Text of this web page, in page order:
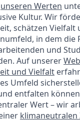
unseren Werten
Kultur. Wir
schätzen Vielfalt
in dem die
und
Auf unserer
und Vielfalt
Umfeld
entfalten
Wert – wir
klimaneutralen